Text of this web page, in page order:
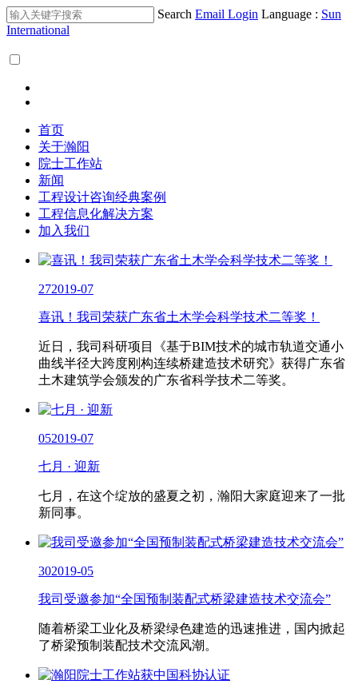
Search Email Login Language : Sun
International
首页
关于瀚阳
院士工作站
新闻
工程设计咨询经典案例
工程信息化解决方案
加入我们
272019-07
喜讯！我司荣获广东省土木学会科学技术二等奖！
近日，我司科研项目《基于BIM技术的城市轨道交通小
曲线半径大跨度刚构连续桥建造技术研究》获得广东省
土木建筑学会颁发的广东省科学技术二等奖。
052019-07
七月 · 迎新
七月，在这个绽放的盛夏之初，瀚阳大家庭迎来了一批
新同事。
302019-05
我司受邀参加“全国预制装配式桥梁建造技术交流会”
随着桥梁工业化及桥梁绿色建造的迅速推进，国内掀起
了桥梁预制装配技术交流风潮。